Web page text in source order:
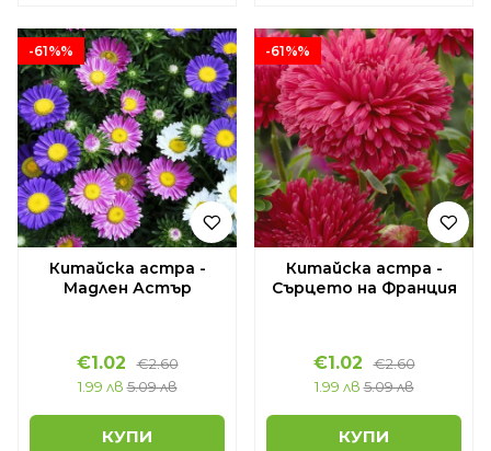
-61%%
Китайска астра -
Мадлен Астър
€1.02
€2.60
1.99 лв 5.09 лв
КУПИ
-61%%
Китайска астра -
Сърцето на Франция
€1.02
€2.60
1.99 лв 5.09 лв
КУПИ